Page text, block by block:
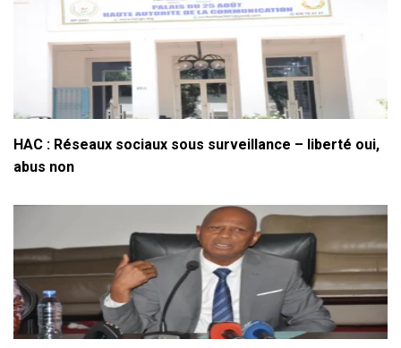
HAC : Réseaux sociaux sous surveillance – liberté oui,
abus non